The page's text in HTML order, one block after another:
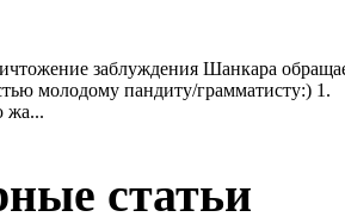
заблуждения Шанкара
молодому пандиту/грамматисту:) 1.
жа...
статьи